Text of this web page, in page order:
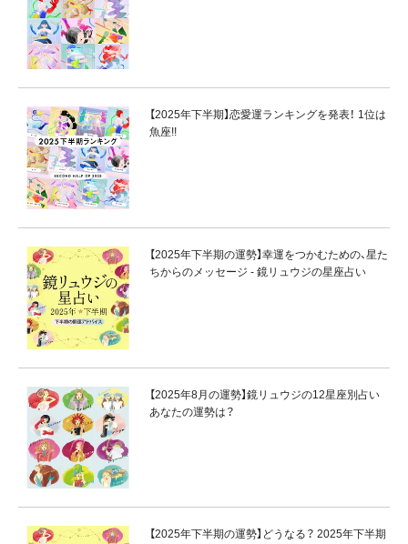
【2025年下半期】恋愛運ランキングを発表！ 1位は
魚座!!
【2025年下半期の運勢】幸運をつかむための、星た
ちからのメッセージ - 鏡リュウジの星座占い
【2025年8月の運勢】鏡リュウジの12星座別占い
あなたの運勢は？
【2025年下半期の運勢】どうなる？ 2025年下半期